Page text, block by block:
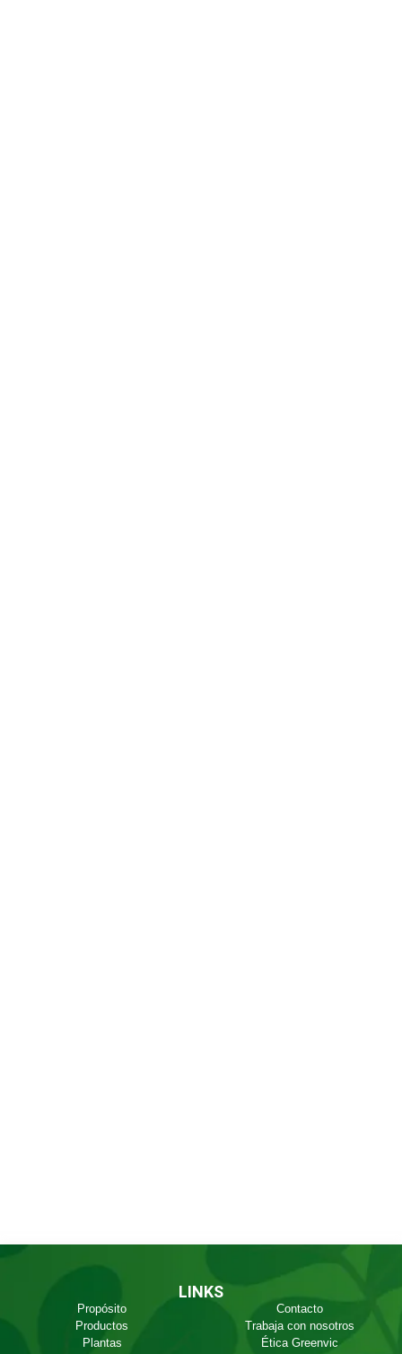
LINKS
Propósito
Productos
Plantas
Contacto
Trabaja con nosotros
Ética Greenvic